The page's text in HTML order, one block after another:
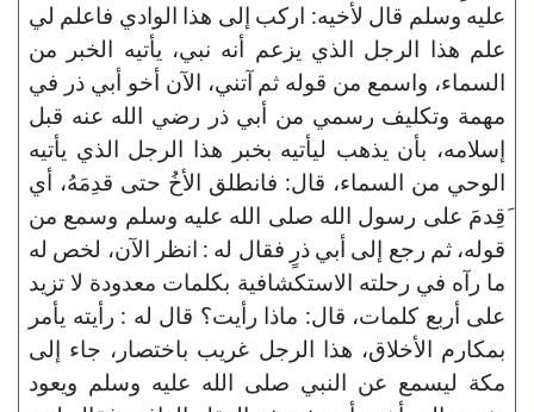
عليه وسلم قال لأخيه: اركب إلى هذا الوادي فاعلم لي
علم هذا الرجل الذي يزعم أنه نبي، يأتيه الخبر من
السماء، واسمع من قوله ثم آتني، الآن أخو أبي ذر في
مهمة وتكليف رسمي من أبي ذر رضي الله عنه قبل
إسلامه، بأن يذهب ليأتيه بخبر هذا الرجل الذي يأتيه
الوحي من السماء، قال: فانطلق الأخُ حتى قدِمَهُ، أي
َقِدمَ على رسول الله صلى الله عليه وسلم وسمع من
قوله، ثم رجع إلى أبي ذرٍ فقال له : انظر الآن، لخص له
ما رآه في رحلته الاستكشافية بكلمات معدودة لا تزيد
على أربع كلمات، قال: ماذا رأيت؟ قال له : رأيته يأمر
بمكارم الأخلاق، هذا الرجل غريب باختصار، جاء إلى
مكة ليسمع عن النبي صلى الله عليه وسلم ويعود